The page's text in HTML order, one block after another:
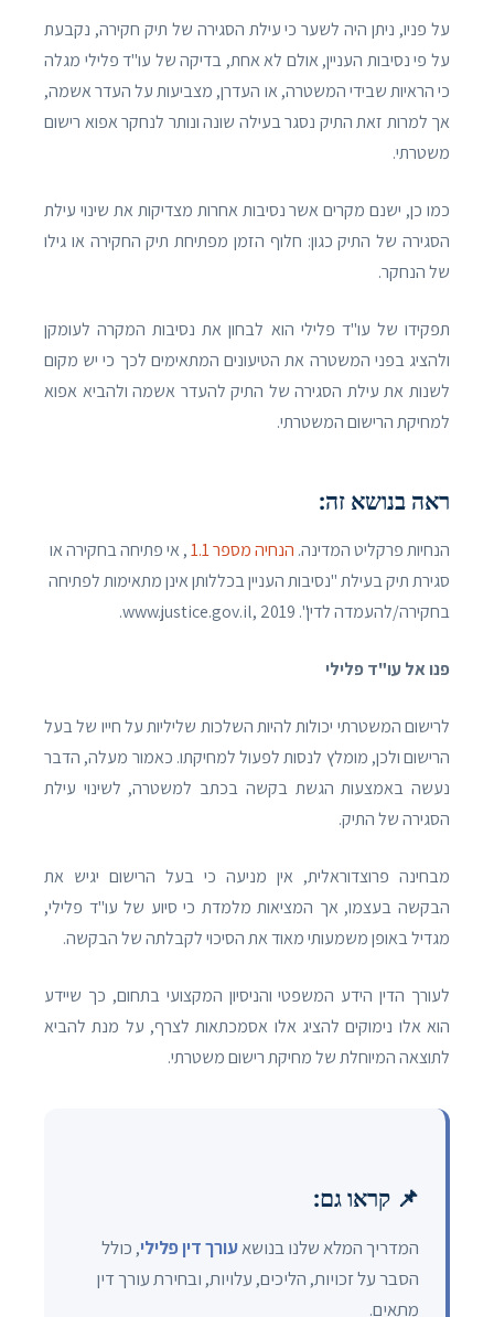
על פניו, ניתן היה לשער כי עילת הסגירה של תיק חקירה, נקבעת
על פי נסיבות העניין, אולם לא אחת, בדיקה של עו"ד פלילי מגלה
כי הראיות שבידי המשטרה, או העדרן, מצביעות על העדר אשמה,
אך למרות זאת התיק נסגר בעילה שונה ונותר לנחקר אפוא רישום
משטרתי.
כמו כן, ישנם מקרים אשר נסיבות אחרות מצדיקות את שינוי עילת
הסגירה של התיק כגון: חלוף הזמן מפתיחת תיק החקירה או גילו
של הנחקר.
תפקידו של עו"ד פלילי הוא לבחון את נסיבות המקרה לעומקן
ולהציג בפני המשטרה את הטיעונים המתאימים לכך כי יש מקום
לשנות את עילת הסגירה של התיק להעדר אשמה ולהביא אפוא
למחיקת הרישום המשטרתי.
ראה בנושא זה:
הנחיות פרקליט המדינה. הנחיה מספר 1.1
, אי פתיחה בחקירה או
סגירת תיק בעילת "נסיבות העניין בכללותן אינן מתאימות לפתיחה
בחקירה/להעמדה לדין". www.justice.gov.il, 2019.
פנו אל עו"ד פלילי
לרישום המשטרתי יכולות להיות השלכות שליליות על חייו של בעל
הרישום ולכן, מומלץ לנסות לפעול למחיקתו. כאמור מעלה, הדבר
נעשה באמצעות הגשת בקשה בכתב למשטרה, לשינוי עילת
הסגירה של התיק.
מבחינה פרוצדוראלית, אין מניעה כי בעל הרישום יגיש את
הבקשה בעצמו, אך המציאות מלמדת כי סיוע של עו"ד פלילי,
מגדיל באופן משמעותי מאוד את הסיכוי לקבלתה של הבקשה.
לעורך הדין הידע המשפטי והניסיון המקצועי בתחום, כך שיידע
הוא אלו נימוקים להציג אלו אסמכתאות לצרף, על מנת להביא
לתוצאה המיוחלת של מחיקת רישום משטרתי.
📌 קראו גם:
המדריך המלא שלנו בנושאעורך דין פלילי, כולל
הסבר על זכויות, הליכים, עלויות, ובחירת עורך דין
מתאים.